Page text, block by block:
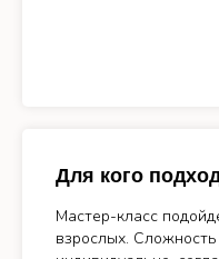
Для кого
Мастер-класс
взрослых.